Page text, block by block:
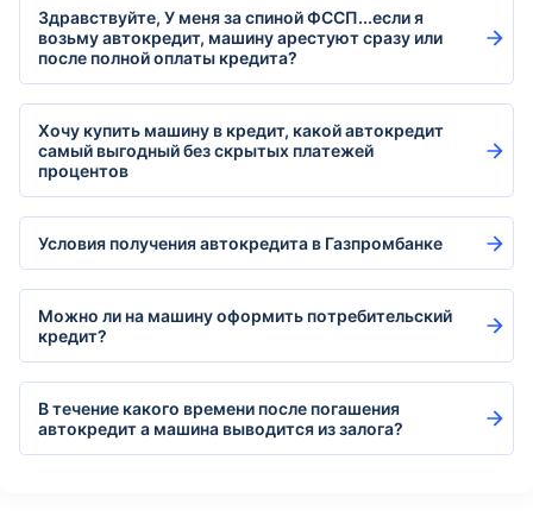
Здравствуйте, У меня за спиной ФССП...если я
возьму автокредит, машину арестуют сразу или
после полной оплаты кредита?
Хочу купить машину в кредит, какой автокредит
самый выгодный без скрытых платежей
процентов
Условия получения автокредита в Газпромбанке
Можно ли на машину оформить потребительский
кредит?
В течение какого времени после погашения
автокредит а машина выводится из залога?